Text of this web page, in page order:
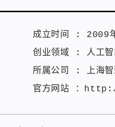
成立时间 : 2009
创业领域 : 人工
所属公司 : 上海
官方网站 ：